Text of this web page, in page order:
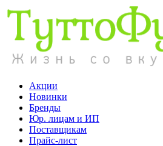
Акции
Новинки
Бренды
Юр. лицам и ИП
Поставщикам
Прайс-лист